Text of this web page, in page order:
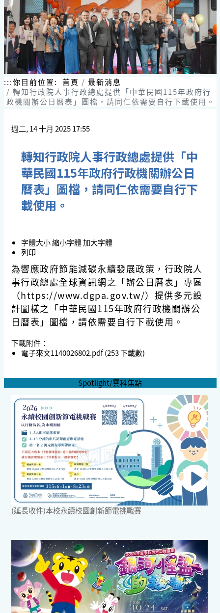
跳
到
主
要
內
容
區
塊
:::你目前位置: 首頁
最新消息
轉知行政院人事行政總處提供「中華民國115年政府行
政機關辦公日曆表」圖檔，請同仁依需要自行下載使用。
週二, 14 十月 2025 17:55
轉知行政院人事行政總處提供「中
華民國115年政府行政機關辦公日
曆表」圖檔，請同仁依需要自行下
載使用。
字體大小縮小字體加大字體
列印
為響應政府節能減碳永續發展政策，行政院人
事行政總處全球資訊網之「辦公日曆表」專區
（https://www.dgpa.gov.tw/）提供多元設
計圖樣之「中華民國115年政府行政機關辦公
日曆表」圖檔，請依需要自行下載使用。
下載附件：
電子來文1140026802.pdf (253 下載數)
Spotlight/雲科焦點
(延長收件)本校永續校園創新節電挑戰賽